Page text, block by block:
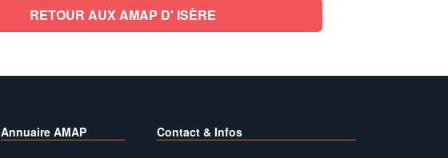
RETOUR AUX AMAP D' ISÈRE
Annuaire AMAP Contact & Infos